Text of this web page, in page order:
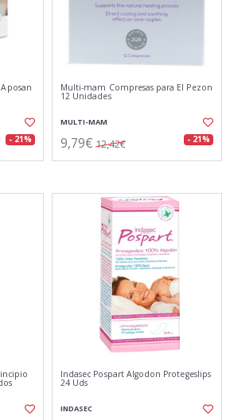
- 21%
Multi-mam Compresas para El Pezon
12 Unidades
MULTI-MAM
9,79€ 12,42€ - 21%
Indasec Pospart Algodon Protegeslips
24 Uds
INDASEC